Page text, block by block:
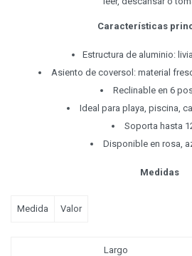
Características
Estructura de aluminio:
Asiento de coversol: material
Reclinable en 6
Ideal para playa, piscina,
Soporta hasta
Disponible en rosa,
Medidas
Medida Valor
Largo